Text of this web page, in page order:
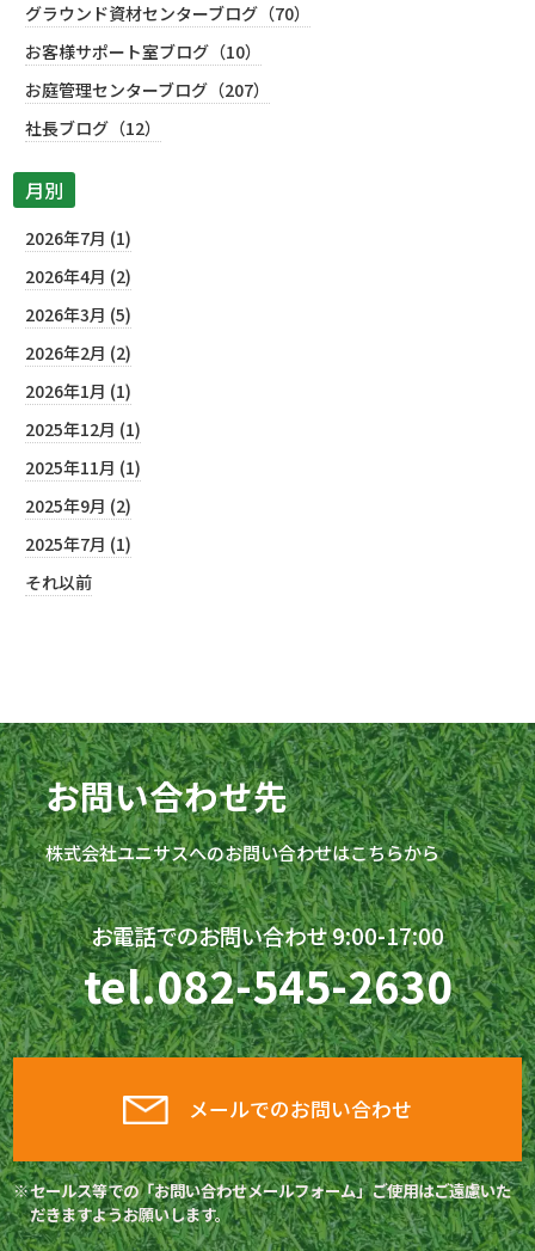
グラウンド資材センターブログ（70）
お客様サポート室ブログ（10）
お庭管理センターブログ（207）
社長ブログ（12）
月別
2026年7月 (1)
2026年4月 (2)
2026年3月 (5)
2026年2月 (2)
2026年1月 (1)
2025年12月 (1)
2025年11月 (1)
2025年9月 (2)
2025年7月 (1)
それ以前
お問い合わせ先
株式会社ユニサスへのお問い合わせはこちらから
お電話でのお問い合わせ 9:00-17:00
tel.082-545-2630
メールでのお問い合わせ
セールス等での「お問い合わせメールフォーム」ご使用はご遠慮いた
だきますようお願いします。